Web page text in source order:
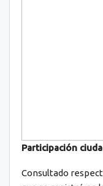
Participación
Consultado